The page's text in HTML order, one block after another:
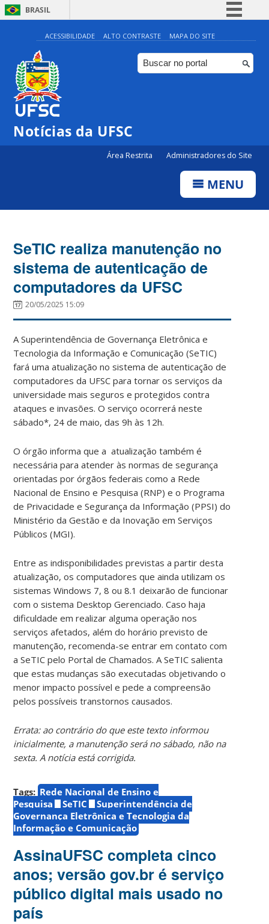
BRASIL
Simplifique!
Comunica BR
Participe
ACESSIBILIDADE ALTO CONTRASTE MAPA DO SITE
Notícias da UFSC
Área Restrita Administradores do Site
MENU
SeTIC realiza manutenção no
sistema de autenticação de
computadores da UFSC
20/05/2025 15:09
A Superintendência de Governança Eletrônica e
Tecnologia da Informação e Comunicação (SeTIC)
fará uma atualização no sistema de autenticação de
computadores da UFSC para tornar os serviços da
universidade mais seguros e protegidos contra
ataques e invasões. O serviço ocorrerá neste
sábado*, 24 de maio, das 9h às 12h.
O órgão informa que a atualização também é
necessária para atender às normas de segurança
orientadas por órgãos federais como a Rede
Nacional de Ensino e Pesquisa (RNP) e o Programa
de Privacidade e Segurança da Informação (PPSI) do
Ministério da Gestão e da Inovação em Serviços
Públicos (MGI).
Entre as indisponibilidades previstas a partir desta
atualização, os computadores que ainda utilizam os
sistemas Windows 7, 8 ou 8.1 deixarão de funcionar
com o sistema Desktop Gerenciado. Caso haja
dificuldade em realizar alguma operação nos
serviços afetados, além do horário previsto de
manutenção, recomenda-se entrar em contato com
a SeTIC pelo Portal de Chamados. A SeTIC salienta
que estas mudanças são executadas objetivando o
menor impacto possível e pede a compreensão
pelos possíveis transtornos causados.
Errata: ao contrário do que este texto informou
inicialmente, a manutenção será no sábado, não na
sexta. A notícia está corrigida.
Tags: Rede Nacional de Ensino e
Pesquisa
SeTIC
Superintendência de
Governança Eletrônica e Tecnologia da
Informação e Comunicação
AssinaUFSC completa cinco
anos; versão gov.br é serviço
público digital mais usado no
país